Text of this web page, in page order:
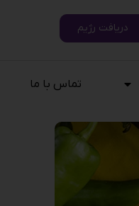
دریافت رژیم
تماس با ما